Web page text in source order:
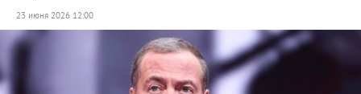
23 июня 2026 12:00